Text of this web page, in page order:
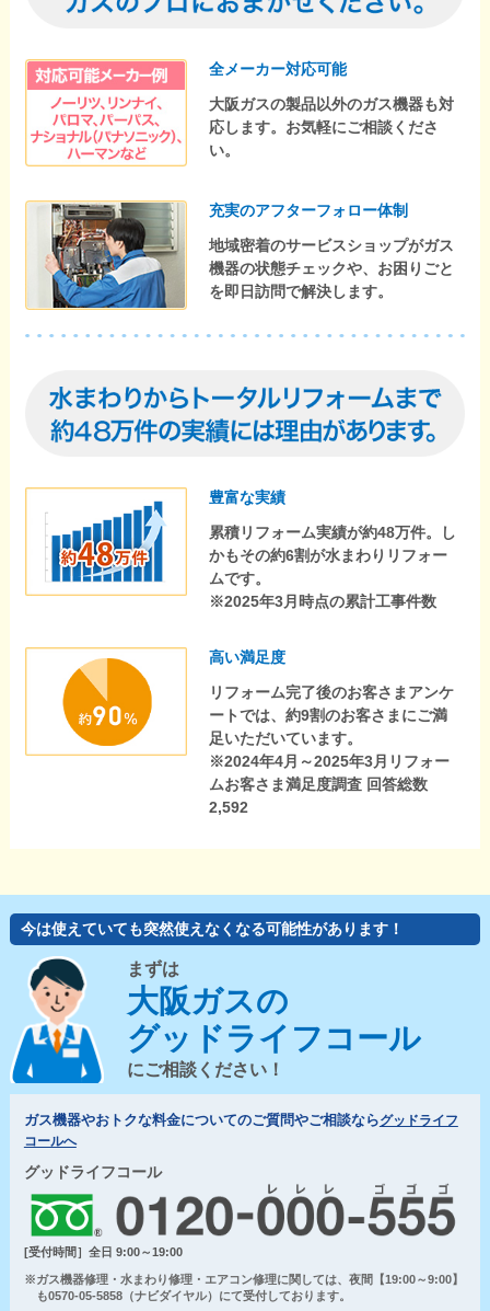
全メーカー対応可能
大阪ガスの製品以外のガス機器も対
応します。お気軽にご相談くださ
い。
充実のアフターフォロー体制
地域密着のサービスショップがガス
機器の状態チェックや、お困りごと
を即日訪問で解決します。
豊富な実績
累積リフォーム実績が約48万件。し
かもその約6割が水まわりリフォー
ムです。
※2025年3月時点の累計工事件数
高い満足度
リフォーム完了後のお客さまアンケ
ートでは、約9割のお客さまにご満
足いただいています。
※2024年4月～2025年3月リフォー
ムお客さま満足度調査 回答総数
2,592
今は使えていても突然使えなくなる可能性があります！
まずは
大阪ガスの
グッドライフコール
にご相談ください！
ガス機器やおトクな料金についてのご質問やご相談ならグッドライフ
コールへ
グッドライフコール
[受付時間］全日 9:00～19:00
※ガス機器修理・水まわり修理・エアコン修理に関しては、夜間【19:00～9:00】
も0570-05-5858（ナビダイヤル）にて受付しております。